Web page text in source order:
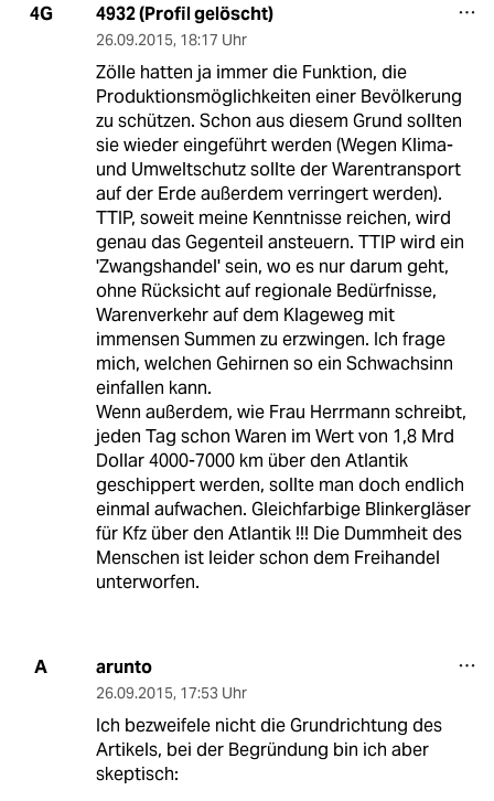
4G 4932 (Profil gelöscht)
26.09.2015, 18:17 Uhr
Zölle hatten ja immer die Funktion, die
Produktionsmöglichkeiten einer Bevölkerung
zu schützen. Schon aus diesem Grund sollten
sie wieder eingeführt werden (Wegen Klima-
und Umweltschutz sollte der Warentransport
auf der Erde außerdem verringert werden).
TTIP, soweit meine Kenntnisse reichen, wird
genau das Gegenteil ansteuern. TTIP wird ein
'Zwangshandel' sein, wo es nur darum geht,
ohne Rücksicht auf regionale Bedürfnisse,
Warenverkehr auf dem Klageweg mit
immensen Summen zu erzwingen. Ich frage
mich, welchen Gehirnen so ein Schwachsinn
einfallen kann.
Wenn außerdem, wie Frau Herrmann schreibt,
jeden Tag schon Waren im Wert von 1,8 Mrd
Dollar 4000-7000 km über den Atlantik
geschippert werden, sollte man doch endlich
einmal aufwachen. Gleichfarbige Blinkergläser
für Kfz über den Atlantik !!! Die Dummheit des
Menschen ist leider schon dem Freihandel
unterworfen.
A arunto
26.09.2015, 17:53 Uhr
Ich bezweifele nicht die Grundrichtung des
Artikels, bei der Begründung bin ich aber
skeptisch: